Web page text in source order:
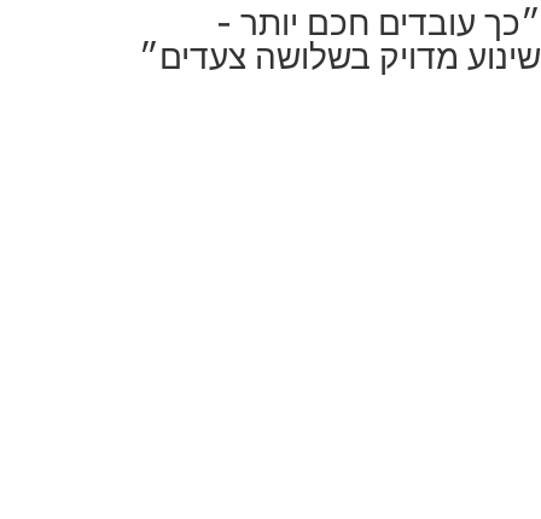
״כך עובדים חכם יותר -
שינוע מדויק בשלושה צעדים״